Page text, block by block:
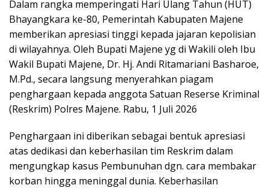
Dalam rangka memperingati Hari Ulang Tahun (HUT)
Bhayangkara ke-80, Pemerintah Kabupaten Majene
memberikan apresiasi tinggi kepada jajaran kepolisian
di wilayahnya. Oleh Bupati Majene yg di Wakili oleh Ibu
Wakil Bupati Majene, Dr. Hj. Andi Ritamariani Basharoe,
M.Pd., secara langsung menyerahkan piagam
penghargaan kepada anggota Satuan Reserse Kriminal
(Reskrim) Polres Majene. Rabu, 1 Juli 2026
Penghargaan ini diberikan sebagai bentuk apresiasi
atas dedikasi dan keberhasilan tim Reskrim dalam
mengungkap kasus Pembunuhan dgn. cara membakar
korban hingga meninggal dunia. Keberhasilan